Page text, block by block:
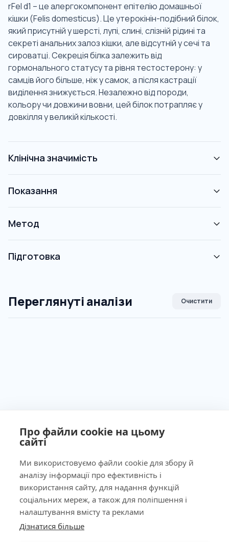
Про файли cookie на цьому
сайті
Ми використовуємо файли cookie для збору й
аналізу інформації про ефективність і
використання сайту, для надання функцій
соціальних мереж, а також для поліпшення і
налаштування вмісту та реклами
Дізнатися більше
rFel d1 – це алергокомпонент епітелію домашньої
кішки (Felis domesticus). Це утерокінін-подібний білок,
який присутній у шерсті, лупі, слині, слізній рідині та
секреті анальних залоз кішки, але відсутній у сечі та
сироватці. Секреція білка залежить від
гормонального статусу та рівня тестостерону: у
самців його більше, ніж у самок, а після кастрації
виділення знижується. Незалежно від породи,
кольору чи довжини вовни, цей білок потрапляє у
довкілля у великій кількості.
Клінічна значимість
Показання
Метод
Підготовка
Переглянуті аналізи Очистити
Ліцензія МОЗ України №603260 від 23.09.2011
Наша адреса
КНОПКА